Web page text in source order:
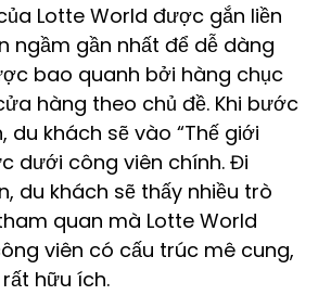
Lotte World được gắn liền
ngầm gần nhất để dễ dàng
bao quanh bởi hàng chục
hàng theo chủ đề. Khi bước
du khách sẽ vào “Thế giới
dưới công viên chính. Đi
du khách sẽ thấy nhiều trò
quan mà Lotte World
viên có cấu trúc mê cung,
hữu ích.